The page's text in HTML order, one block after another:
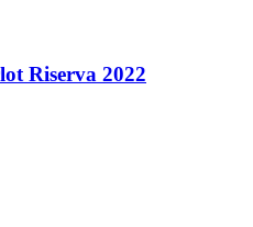
Riserva 2022